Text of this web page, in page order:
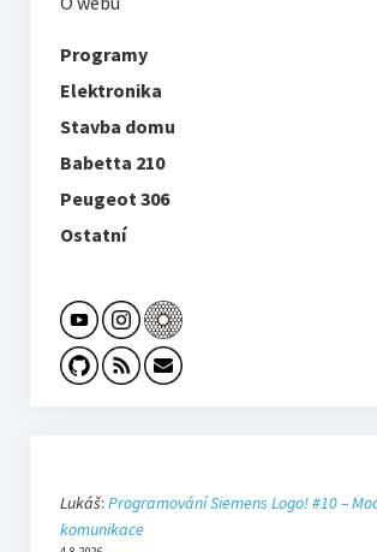
Programy
Elektronika
Stavba domu
Babetta 210
Peugeot 306
Ostatní
Lukáš: Programování Siemens Logo! #10 –
komunikace